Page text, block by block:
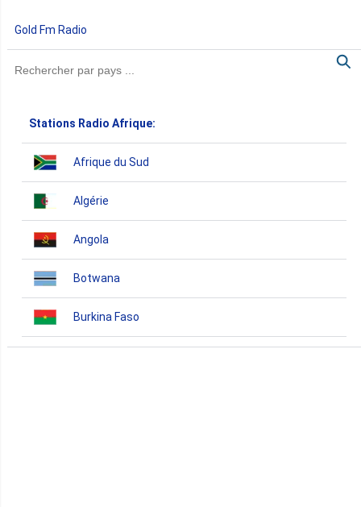
Gold Fm Radio
Stations Radio Afrique:
Afrique du Sud
Algérie
Angola
Botwana
Burkina Faso